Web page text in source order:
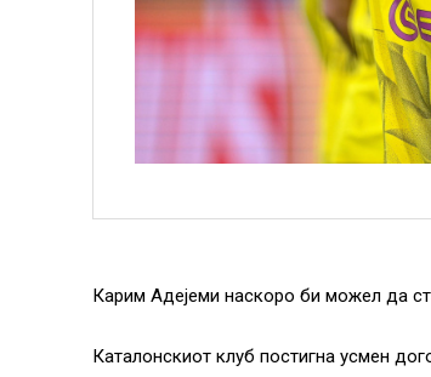
Карим Адејеми наскоро би можел да
Каталонскиот клуб постигна усмен